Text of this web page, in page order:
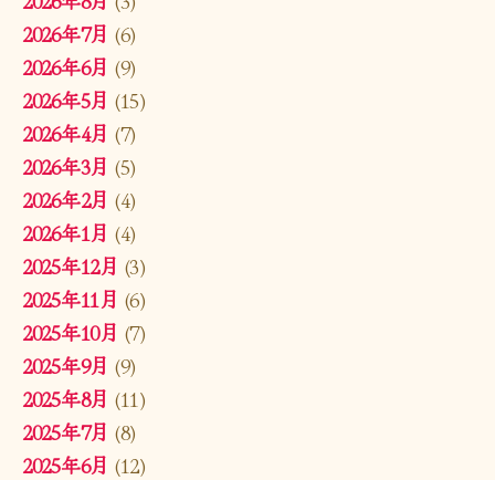
2026年7月 (6)
2026年6月 (9)
2026年5月 (15)
2026年4月 (7)
2026年3月 (5)
2026年2月 (4)
2026年1月 (4)
2025年12月 (3)
2025年11月 (6)
2025年10月 (7)
2025年9月 (9)
2025年8月 (11)
2025年7月 (8)
2025年6月 (12)